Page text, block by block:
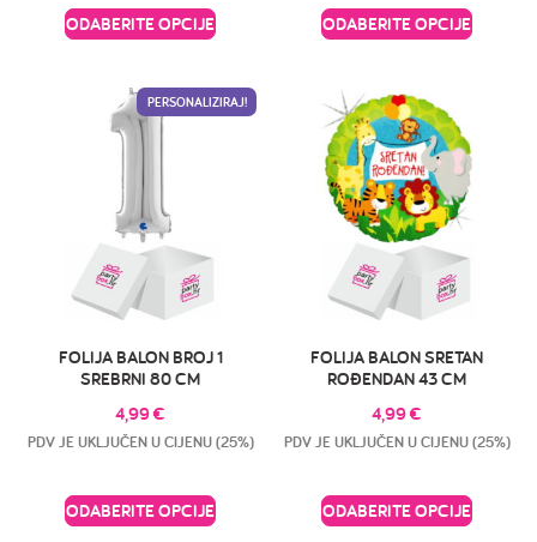
ODABERITE OPCIJE ODABERITE OPCIJE
PERSONALIZIRAJ!
FOLIJA BALON BROJ 1
SREBRNI 80 CM
4,99€
PDV JE UKLJUČEN U CIJENU (25%)
ODABERITE OPCIJE
FOLIJA BALON SRETAN
ROĐENDAN 43 CM
4,99€
PDV JE UKLJUČEN U CIJENU (25%)
ODABERITE OPCIJE